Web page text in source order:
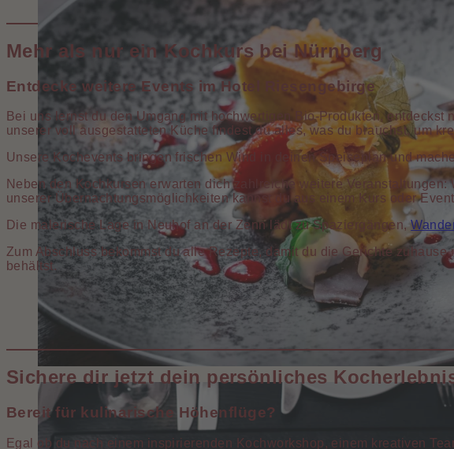
Mehr als nur ein Kochkurs bei Nürnberg
Entdecke weitere Events im Hotel Riesengebirge
Bei uns lernst du den Umgang mit hochwertigen Bio-Produkten,
unserer voll ausgestatteten Küche findest du alles, was du brauchst, um
Unsere Kochevents bringen frischen Wind in deinen Speiseplan und
Neben den Kochkursen erwarten dich zahlreiche weitere
unserer Übernachtungsmöglichkeiten kannst du aus einem Kurs oder
Die malerische Lage in Neuhof an der Zenn lädt zu Spaziergängen,
Zum Abschluss bekommst du alle Rezepte, damit du die Gerichte
behältst.
Sichere dir jetzt dein persönliches
Bereit für kulinarische Höhenflüge?
Egal ob du nach einem inspirierenden Kochworkshop, einem kreativen